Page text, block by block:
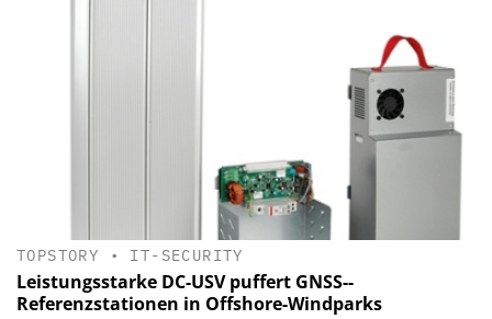
TOPSTORY • IT-SECURITY
Leistungsstarke DC-USV puffert GNSS-­
Referenzstationen in Offshore-Windparks